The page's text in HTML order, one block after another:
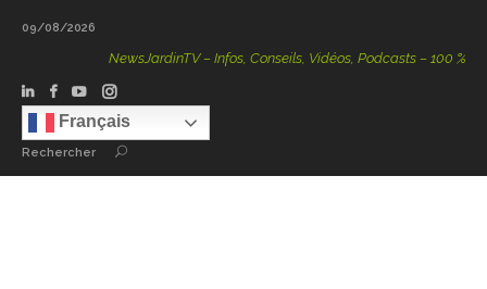
09/08/2026
NewsJardinTV – Infos, Conseils, Vidéos, Podcasts – 100 % Nature
Français
Rechercher